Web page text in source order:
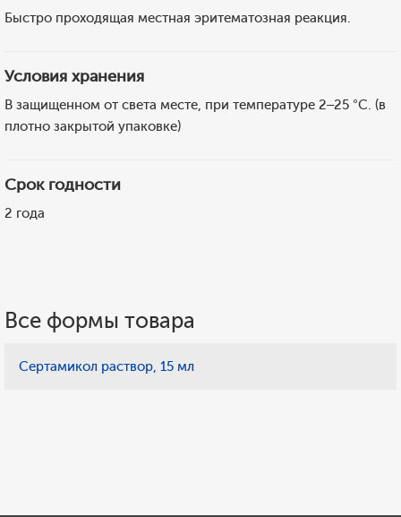
Быстро проходящая местная эритематозная реакция.
Условия хранения
В защищенном от света месте, при температуре 2–25 °C. (в
плотно закрытой упаковке)
Срок годности
2 года
Все формы товара
Сертамикол раствор, 15 мл